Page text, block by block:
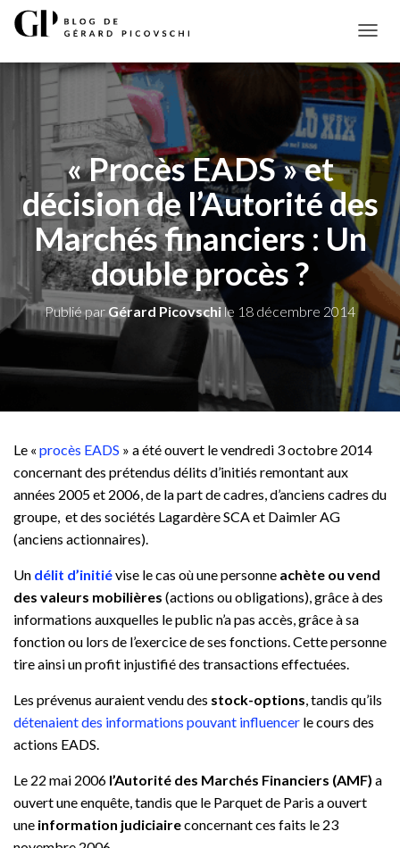
É
P
E
R
L
N
A
I
G
I
O
N
« Procès EADS » et
décision de l’Autorité des
Marchés financiers : Un
double procès ?
Publié par Gérard Picovschi le 18 décembre 2014
Le « procès EADS » a été ouvert le vendredi 3 octobre 2014
concernant des prétendus délits d’initiés remontant aux
années 2005 et 2006, de la part de cadres, d’anciens cadres du
groupe, et des sociétés Lagardère SCA et Daimler AG
(anciens actionnaires).
Un délit d’initiévise le cas où une personne achète ou vend
des valeurs mobilières (actions ou obligations), grâce à des
informations auxquelles le public n’a pas accès, grâce à sa
fonction ou lors de l’exercice de ses fonctions. Cette personne
tire ainsi un profit injustifié des transactions effectuées.
Les prévenus auraient vendu des stock-options, tandis qu’ils
détenaient des informations pouvant influencer le cours des
actions EADS.
Le 22 mai 2006 l’Autorité des Marchés Financiers (AMF) a
ouvert une enquête, tandis que le Parquet de Paris a ouvert
une information judiciaireconcernant ces faits le 23